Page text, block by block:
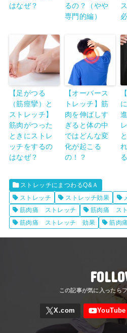
はなぜ？
るの？（やや
専門的編）
【足がつる
（筋痙攣）と
ストレッチ】
筋肉がつった
ときにストレ
ッチをするの
はなぜ？
【オーバース
トレッチ】筋
肉を伸ばしす
ぎると体の中
ではどんな変
化が起こる
の！？
ストレッチにまつわるQ&Ａ
ストレッチ
ストレッチ効果
筋肉痛 ストレッチ
筋肉痛 ス
筋肉痛 ストレッチ 効果
筋肉